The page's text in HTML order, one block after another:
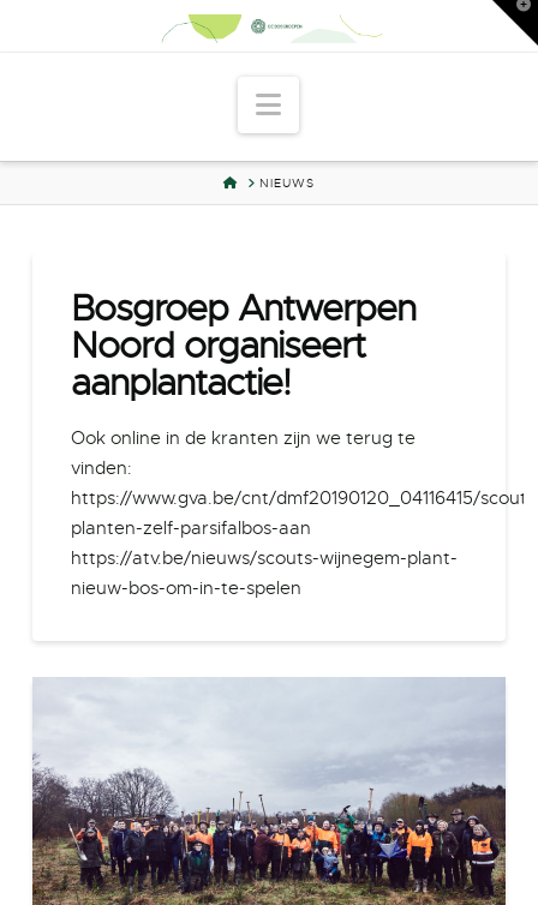
Navigation
HOMENIEUWS
Bosgroep Antwerpen
Noord organiseert
aanplantactie!
Ook online in de kranten zijn we terug te
vinden:
https://www.gva.be/cnt/dmf20190120_04116415/
planten-zelf-parsifalbos-aan
https://atv.be/nieuws/scouts-wijnegem-plant-
nieuw-bos-om-in-te-spelen